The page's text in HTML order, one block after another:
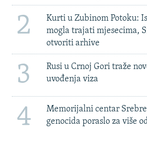
2
Kurti u Zubinom Potoku:
mogla trajati mjesecima,
otvoriti arhive
3
Rusi u Crnoj Gori traže
uvođenja viza
4
Memorijalni centar
genocida poraslo za više